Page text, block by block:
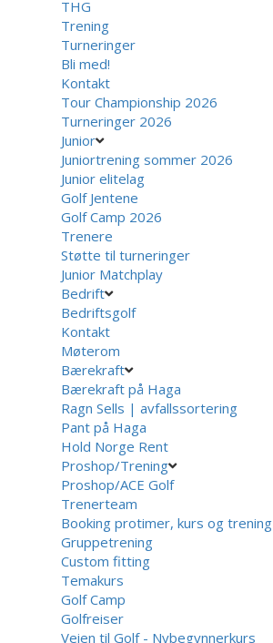
THG
Trening
Turneringer
Bli med!
Kontakt
Tour Championship 2026
Turneringer 2026
Junior
Juniortrening sommer 2026
Junior elitelag
Golf Jentene
Golf Camp 2026
Trenere
Støtte til turneringer
Junior Matchplay
Bedrift
Bedriftsgolf
Kontakt
Møterom
Bærekraft
Bærekraft på Haga
Ragn Sells | avfallssortering
Pant på Haga
Hold Norge Rent
Proshop/Trening
Proshop/ACE Golf
Trenerteam
Booking protimer, kurs og trening
Gruppetrening
Custom fitting
Temakurs
Golf Camp
Golfreiser
Veien til Golf - Nybegynnerkurs